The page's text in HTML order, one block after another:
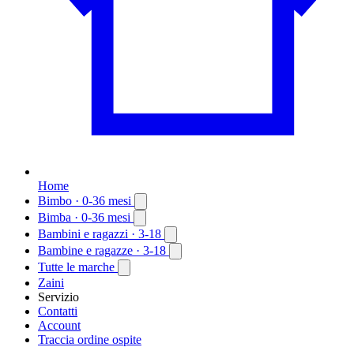
Home
Bimbo · 0-36 mesi
Bimba · 0-36 mesi
Bambini e ragazzi · 3-18
Bambine e ragazze · 3-18
Tutte le marche
Zaini
Servizio
Contatti
Account
Traccia ordine ospite